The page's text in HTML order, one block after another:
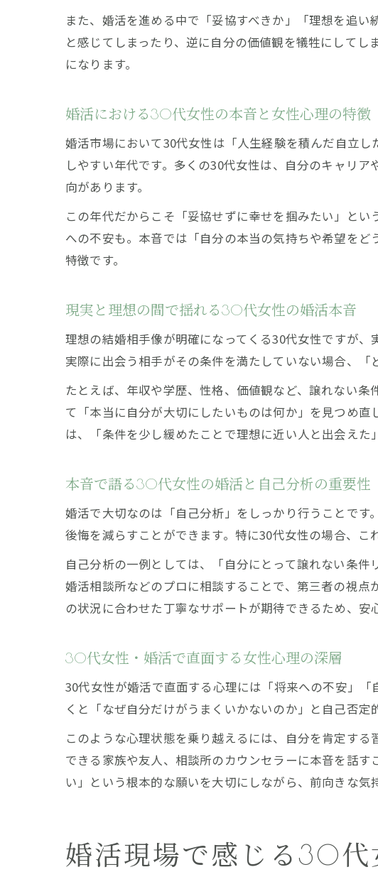
30
本
30
結婚相
女
本
また、婚活を進める中で「妥協すべきか」「理想を追
と感じてしまったり、逆に自分の価値観を犠牲にして
になります。
婚活における30代女性の本音と女性心理の特徴
婚活市場において30代女性は「人生経験を積んだ自立
しやすい年代です。多くの30代女性は、自分のキャリ
向があります。
この年代だからこそ「妥協せずに幸せを掴みたい」と
への不安も。本音では「自分の本当の気持ちや希望を
特徴です。
現実と理想の間で揺れる30代女性の婚活本音
理想の結婚相手像が明確になってくる30代女性ですが
実際に出会う相手がその条件を満たしていない場合、「
たとえば、年収や学歴、性格、価値観など、譲れない
て「本当に自分が大切にしたいものは何か」を見つめ
は、「条件を少し緩めたことで理想に近い人と出会えた
本音で語る30代女性の婚活と自己分析の重要性
婚活で大切なのは「自己分析」をしっかり行うことで
後悔を減らすことができます。特に30代女性の場合、こ
自己分析の一例としては、「自分にとって譲れない条
婚活相談所などのプロに相談することで、第三者の視
の状況に合わせた丁寧なサポートが期待できるため、安
30代女性・婚活で直面する女性心理の深層
30代女性が婚活で直面する心理には「将来への不安」
くと「なぜ自分だけがうまくいかないのか」と自己否
このような心理状態を乗り越えるには、自分を肯定す
できる家族や友人、相談所のカウンセラーに本音を話
い」という根本的な願いを大切にしながら、前向きな気
婚活現場で感じる30代